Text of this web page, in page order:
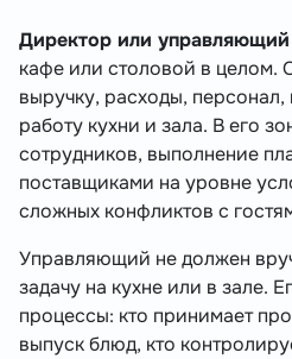
Директор или управляющий
кафе или столовой в целом.
выручку, расходы, персонал,
работу кухни и зала. В его
сотрудников, выполнение
поставщиками на уровне
сложных конфликтов с
Управляющий не должен
задачу на кухне или в зале.
процессы: кто принимает
выпуск блюд, кто